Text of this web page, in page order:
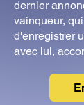
dernier
vainqueur,
d'enregistrer
avec lui,